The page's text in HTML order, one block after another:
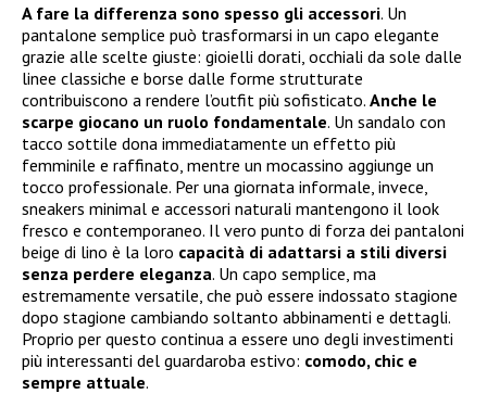
A fare la differenza sono spesso gli accessori. Un
pantalone semplice può trasformarsi in un capo elegante
grazie alle scelte giuste: gioielli dorati, occhiali da sole dalle
linee classiche e borse dalle forme strutturate
contribuiscono a rendere l’outfit più sofisticato. Anche le
scarpe giocano un ruolo fondamentale. Un sandalo con
tacco sottile dona immediatamente un effetto più
femminile e raffinato, mentre un mocassino aggiunge un
tocco professionale. Per una giornata informale, invece,
sneakers minimal e accessori naturali mantengono il look
fresco e contemporaneo. Il vero punto di forza dei pantaloni
beige di lino è la loro capacità di adattarsi a stili diversi
senza perdere eleganza. Un capo semplice, ma
estremamente versatile, che può essere indossato stagione
dopo stagione cambiando soltanto abbinamenti e dettagli.
Proprio per questo continua a essere uno degli investimenti
più interessanti del guardaroba estivo: comodo, chic e
sempre attuale.